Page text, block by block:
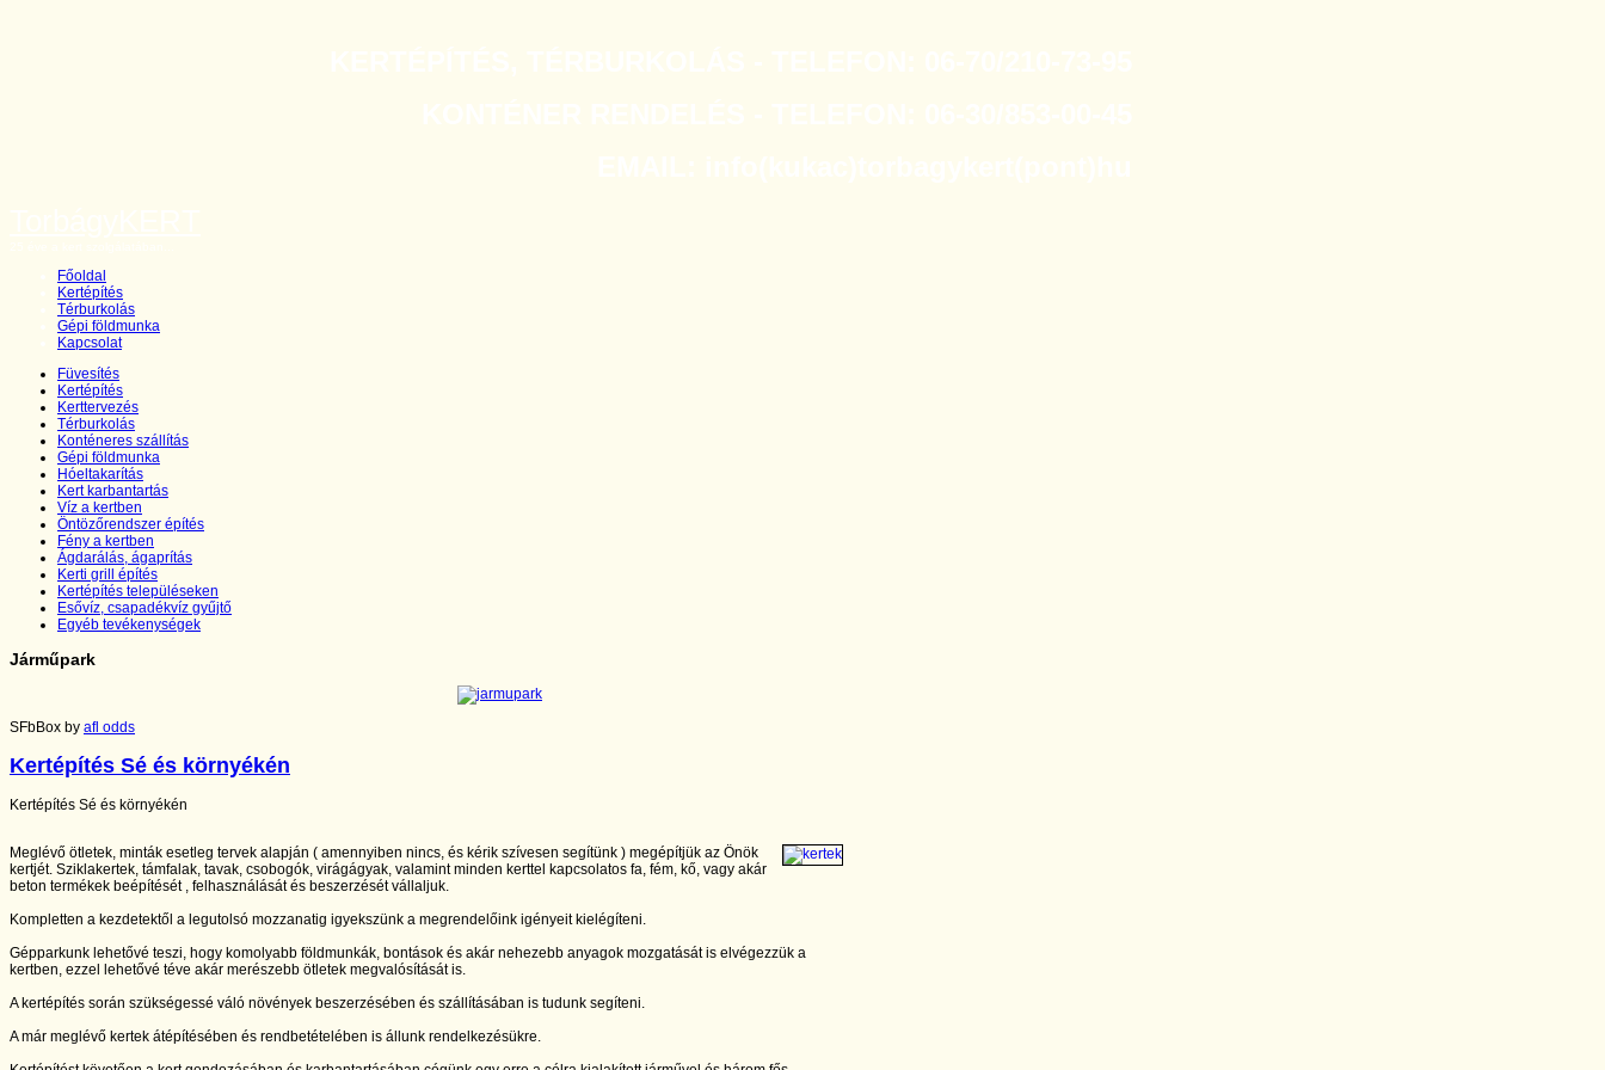
Főoldal
Kertépítés
Térburkolás
Gépi földmunka
Kapcsolat
Füvesítés
Kertépítés
Kerttervezés
Térburkolás
Konténeres szállítás
Gépi földmunka
Hóeltakarítás
Kert karbantartás
Víz a kertben
Öntözőrendszer építés
Fény a kertben
Ágdarálás, ágaprítás
Kerti grill építés
Kertépítés településeken
Esővíz, csapadékvíz gyűjtő
Egyéb tevékenységek
Járműpark
SFbBox by afl odds
Kertépítés Sé és környékén
Kertépítés Sé és környékén
Meglévő ötletek, minták esetleg tervek alapján ( amennyiben nincs, és kérik szívesen segítünk ) megépítjük az Önök
kertjét. Sziklakertek, támfalak, tavak, csobogók, virágágyak, valamint minden kerttel kapcsolatos fa, fém, kő, vagy akár
beton termékek beépítését , felhasználását és beszerzését vállaljuk.
Kompletten a kezdetektől a legutolsó mozzanatig igyekszünk a megrendelőink igényeit kielégíteni.
Gépparkunk lehetővé teszi, hogy komolyabb földmunkák, bontások és akár nehezebb anyagok mozgatását is elvégezzük a
kertben, ezzel lehetővé téve akár merészebb ötletek megvalósítását is.
A kertépítés során szükségessé váló növények beszerzésében és szállításában is tudunk segíteni.
A már meglévő kertek átépítésében és rendbetételében is állunk rendelkezésükre.